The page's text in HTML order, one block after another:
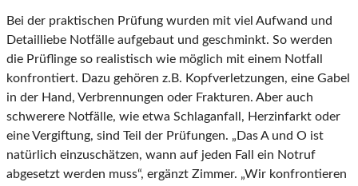
Bei der praktischen Prüfung wurden mit viel Aufwand und
Detailliebe Notfälle aufgebaut und geschminkt. So werden
die Prüflinge so realistisch wie möglich mit einem Notfall
konfrontiert. Dazu gehören z.B. Kopfverletzungen, eine Gabel
in der Hand, Verbrennungen oder Frakturen. Aber auch
schwerere Notfälle, wie etwa Schlaganfall, Herzinfarkt oder
eine Vergiftung, sind Teil der Prüfungen. „Das A und O ist
natürlich einzuschätzen, wann auf jeden Fall ein Notruf
abgesetzt werden muss“, ergänzt Zimmer. „Wir konfrontieren